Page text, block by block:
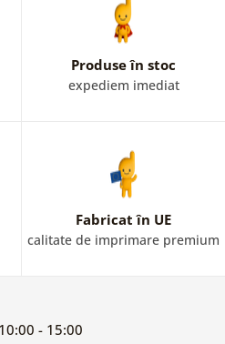
Produse în stoc
expediem imediat
Fabricat în UE
calitate de imprimare premium
- 15:00